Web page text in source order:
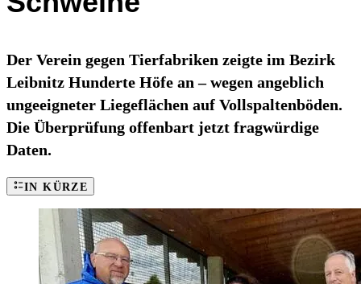
Der Verein gegen Tierfabriken zeigte im Bezirk
Leibnitz Hunderte Höfe an – wegen angeblich
ungeeigneter Liegeflächen auf Vollspaltenböden.
Die Überprüfung offenbart jetzt fragwürdige
Daten.
IN KÜRZE